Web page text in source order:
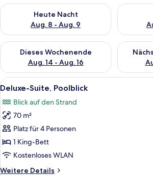
Heute Nacht
Aug. 8 - Aug. 9
Überprüfe die Verfügbarkeit für heute
Dieses Wochenende
Aug. 14 - Aug. 16
Überprüfe die Verfügbarkeit für dieses
Alle
Fotos
für
Deluxe-
Suite,
Poolblick
anzeigen
Ein
5
Deluxe-Suite, Poolblick
Blick auf den Strand
70 m²
Platz für 4 Personen
1 King-Bett
Kostenloses WLAN
Weitere Details
Weitere